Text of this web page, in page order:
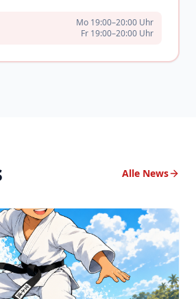
Mo 19:00–20:00 Uhr
Fr 19:00–20:00 Uhr
Alle News